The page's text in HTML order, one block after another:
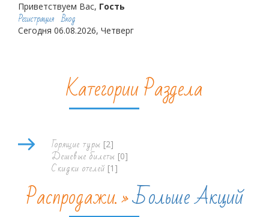
Приветствуем Вас, Гость
Регистрация Вход
Сегодня 06.08.2026, Четверг
Категории Раздела
Горящие туры [2]
Дешевые билеты [0]
Скидки отелей [1]
Распродажи. »Больше Акций